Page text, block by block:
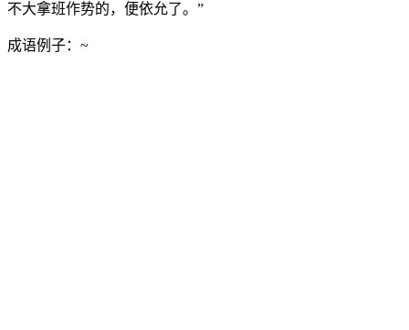
不大拿班作势的，便依允了。”
成语例子： ~